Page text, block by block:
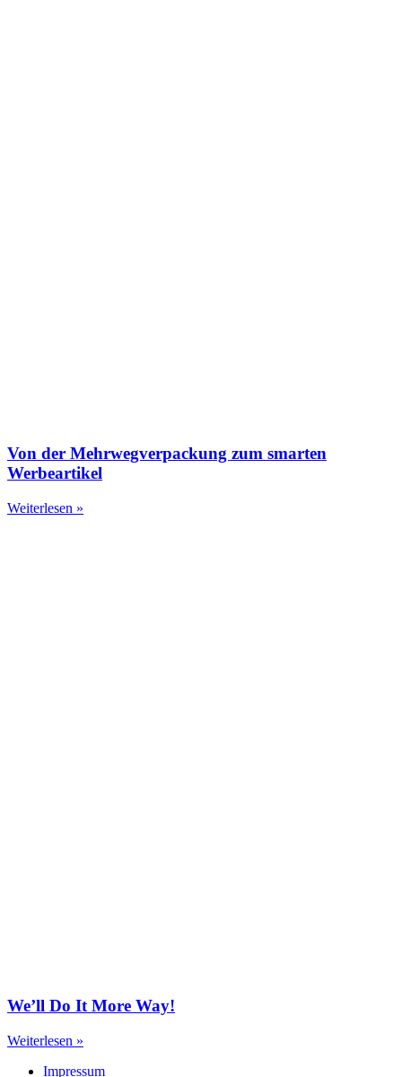
Von der Mehrwegverpackung zum smarten
Werbeartikel
Weiterlesen »
We’ll Do It More Way!
Weiterlesen »
Impressum